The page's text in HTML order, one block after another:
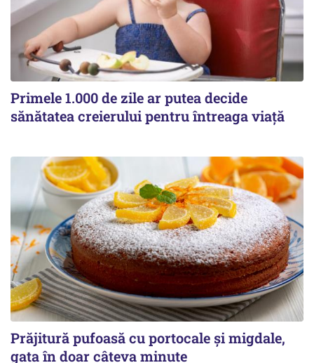
Primele 1.000 de zile ar putea decide
sănătatea creierului pentru întreaga viață
Prăjitură pufoasă cu portocale și migdale,
gata în doar câteva minute